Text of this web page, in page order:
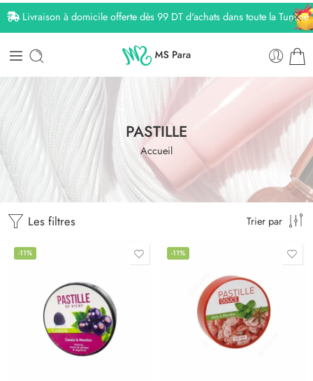
Livraison à domicile offerte dès 99 DT d'achats dans toute la Tunisie
PASTILLE
Accueil
Les filtres Trier par
-11% -11%